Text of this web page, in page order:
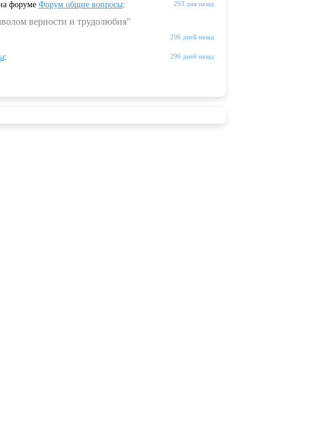
293 дня назад
форуме Форум общие вопросы:
верности и трудолюбия"
296 дней назад
296 дней назад
: